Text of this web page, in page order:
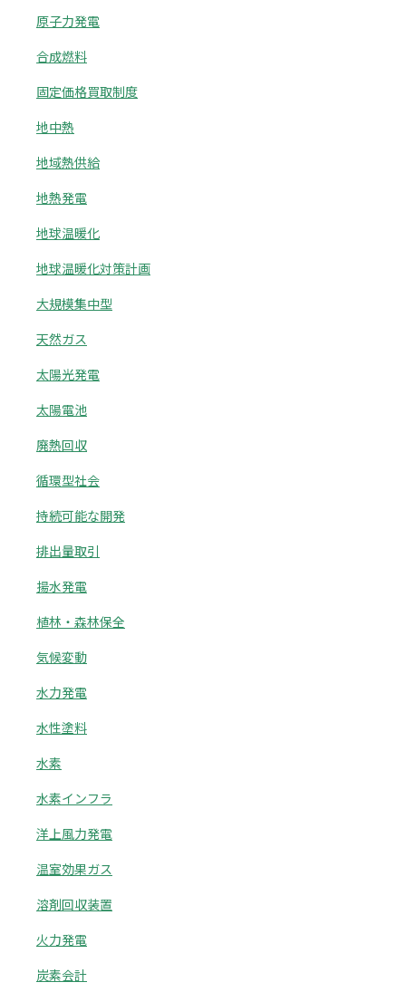
原子力発電
合成燃料
固定価格買取制度
地中熱
地域熱供給
地熱発電
地球温暖化
地球温暖化対策計画
大規模集中型
天然ガス
太陽光発電
太陽電池
廃熱回収
循環型社会
持続可能な開発
排出量取引
揚水発電
植林・森林保全
気候変動
水力発電
水性塗料
水素
水素インフラ
洋上風力発電
温室効果ガス
溶剤回収装置
火力発電
炭素会計